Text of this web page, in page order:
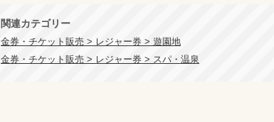
関連カテゴリー
金券・チケット販売 > レジャー券 > 遊園地
金券・チケット販売 > レジャー券 > スパ・温泉